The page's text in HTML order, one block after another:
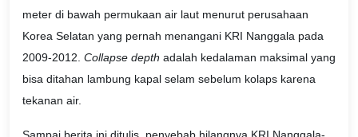
meter di bawah permukaan air laut menurut perusahaan
Korea Selatan yang pernah menangani KRI Nanggala pada
2009-2012. Collapse depth adalah kedalaman maksimal yang
bisa ditahan lambung kapal selam sebelum kolaps karena
tekanan air.